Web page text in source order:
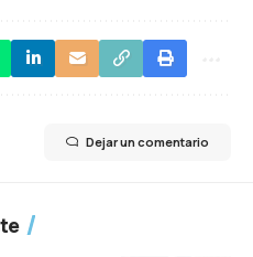
Dejar un comentario